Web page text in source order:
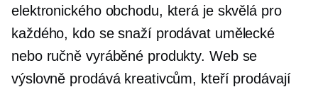
elektronického obchodu, která je skvělá pro
každého, kdo se snaží prodávat umělecké
nebo ručně vyráběné produkty. Web se
výslovně prodává kreativcům, kteří prodávají